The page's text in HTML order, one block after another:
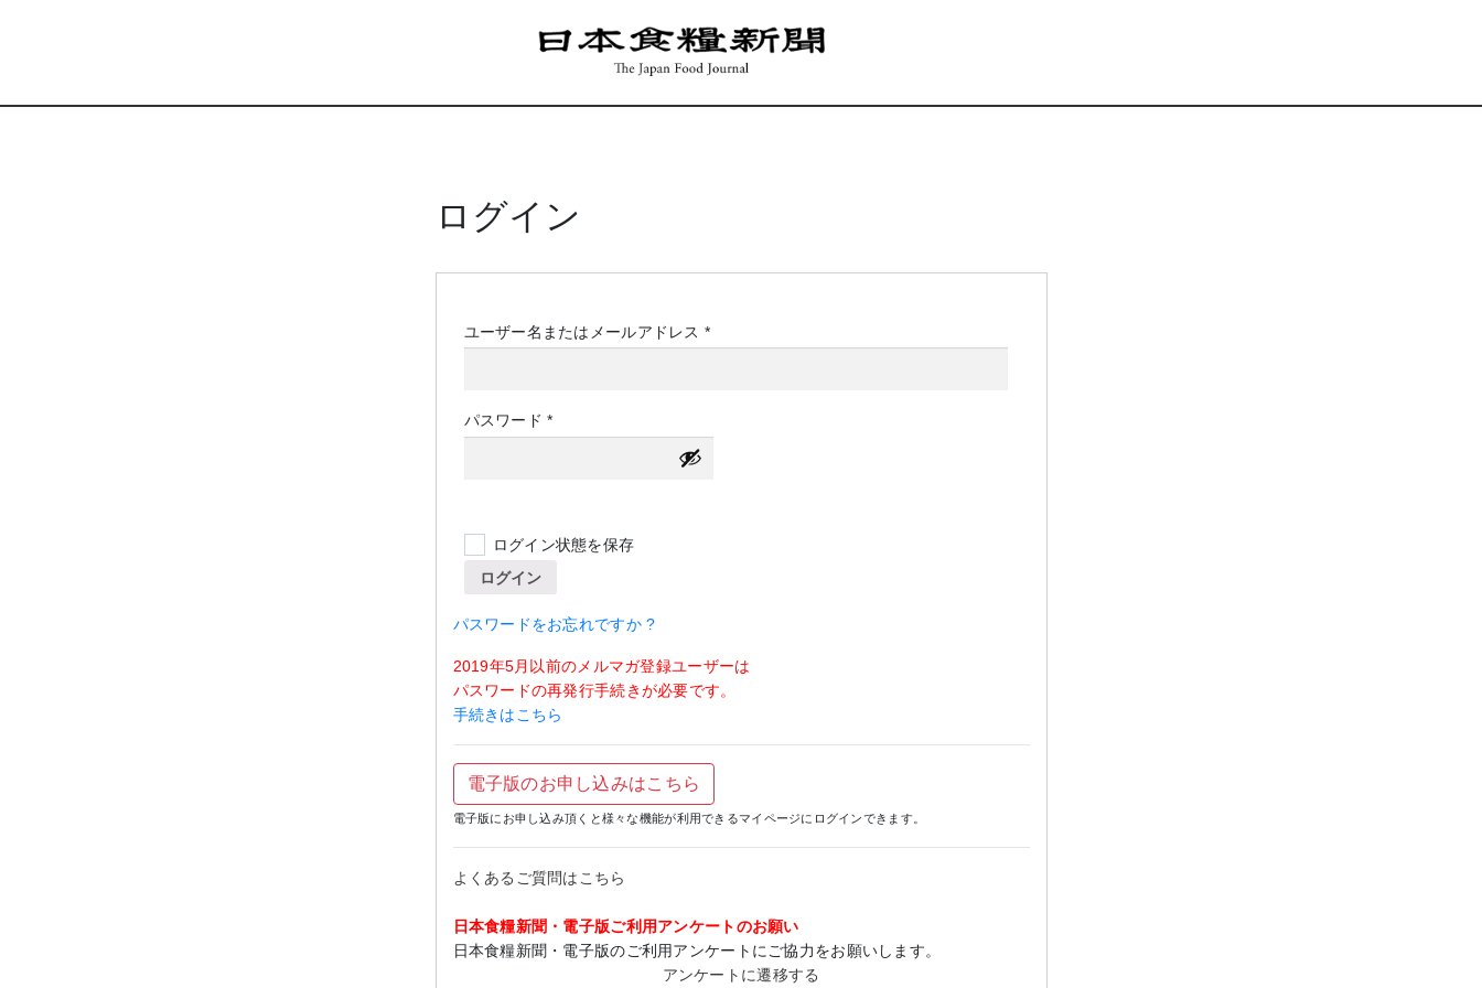
ログイン
ユーザー名またはメールアドレス *必
パスワード*必
須
ログイン状態を保存
ログイン
パスワードをお忘れですか ?
2019年5月以前のメルマガ登録ユーザーは
パスワードの再発行手続きが必要です。
手続きはこちら
電子版のお申し込みはこちら
電子版にお申し込み頂くと様々な機能が利用できるマイページにログインできます。
よくあるご質問はこちら
日本食糧新聞・電子版ご利用アンケートのお願い
日本食糧新聞・電子版のご利用アンケートにご協力をお願いします。
アンケートに遷移する